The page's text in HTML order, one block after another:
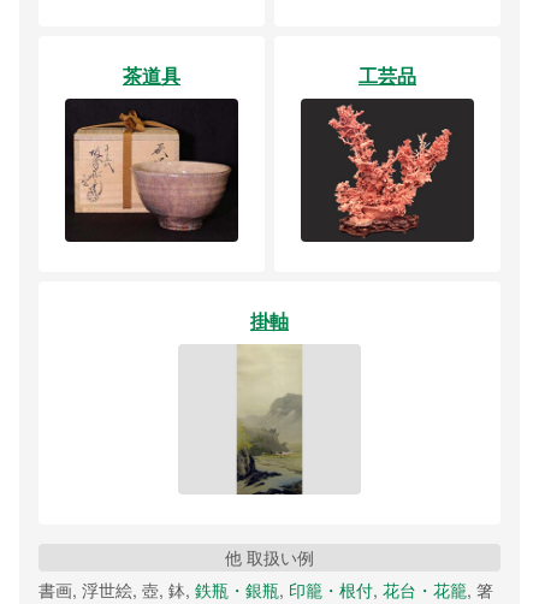
茶道具 工芸品
掛軸
他 取扱い例
書画, 浮世絵, 壺, 鉢, 鉄瓶・銀瓶, 印籠・根付, 花台・花籠, 箸